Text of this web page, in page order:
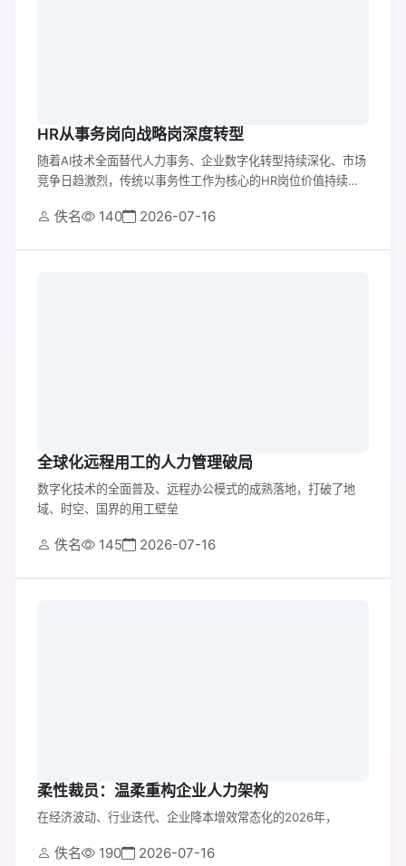
HR从事务岗向战略岗深度转型
随着AI技术全面替代人力事务、企业数字化转型持续深化、市场
竞争日趋激烈，传统以事务性工作为核心的HR岗位价值持续弱
佚名 140 2026-07-16
全球化远程用工的人力管理破局
数字化技术的全面普及、远程办公模式的成熟落地，打破了地
域、时空、国界的用工壁垒
佚名 145 2026-07-16
柔性裁员：温柔重构企业人力架构
在经济波动、行业迭代、企业降本增效常态化的2026年，
佚名 190 2026-07-16